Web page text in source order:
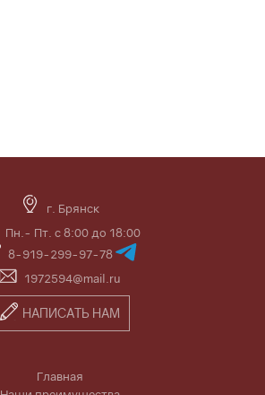
г. Брянск
Пн.- Пт. с 8:00 до 18:00
8-919-299-97-78
1972594@mail.ru
НАПИСАТЬ НАМ
Главная